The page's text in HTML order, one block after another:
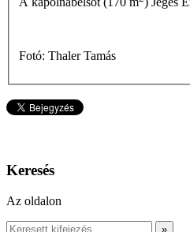
Fotó: Thaler Tamás
Keresés
Az oldalon